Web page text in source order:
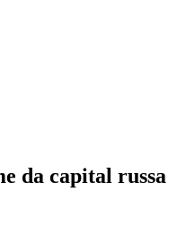
da capital russa